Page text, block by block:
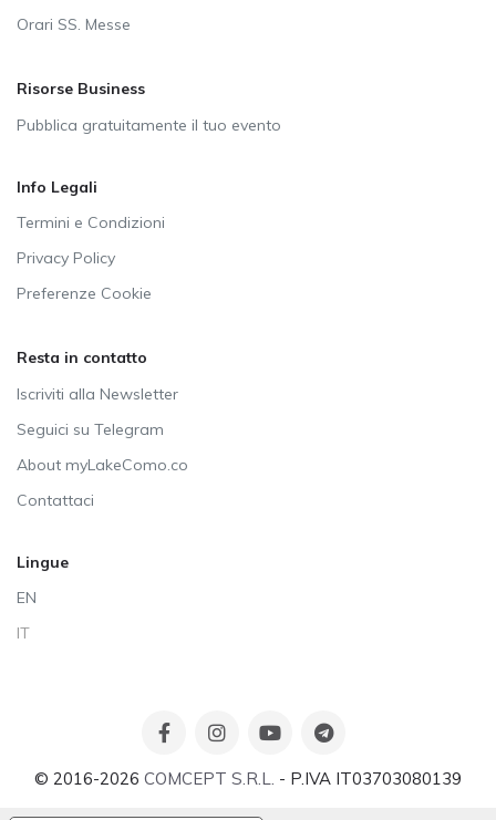
Orari SS. Messe
Risorse Business
Pubblica gratuitamente il tuo evento
Info Legali
Termini e Condizioni
Privacy Policy
Preferenze Cookie
Resta in contatto
Iscriviti alla Newsletter
Seguici su Telegram
About myLakeComo.co
Contattaci
Lingue
EN
IT
© 2016-2026 COMCEPT S.R.L. - P.IVA IT03703080139